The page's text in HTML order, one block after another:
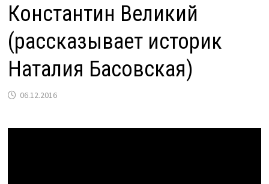
Константин Великий
(рассказывает историк
Наталия Басовская)
06.12.2016